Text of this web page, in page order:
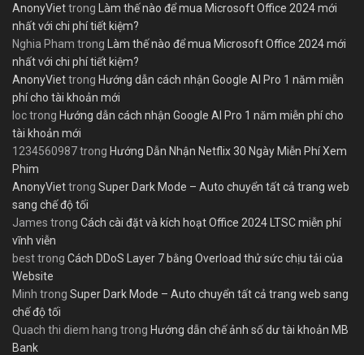
AnonyViettrong Làm thế nào để mua Microsoft Office 2024 mới
nhất với chi phí tiết kiệm?
Nghia Pham trong Làm thế nào để mua Microsoft Office 2024 mới
nhất với chi phí tiết kiệm?
AnonyViettrong Hướng dẫn cách nhận Google AI Pro 1 năm miễn
phí cho tài khoản mới
loctrong Hướng dẫn cách nhận Google AI Pro 1 năm miễn phí cho
tài khoản mới
1234560987trong Hướng Dẫn Nhận Netflix 30 Ngày Miễn Phí Xem
Phim
AnonyViettrong Super Dark Mode – Auto chuyển tất cả trang web
sang chế độ tối
James trong Cách cài đặt và kích hoạt Office 2024 LTSC miễn phí
vĩnh viễn
besttrong Cách DDoS Layer 7 bằng Overload thử sức chịu tải của
Website
Minh trong Super Dark Mode – Auto chuyển tất cả trang web sang
chế độ tối
Quach thi diem hang trong Hướng dẫn chế ảnh số dư tài khoản MB
Bank